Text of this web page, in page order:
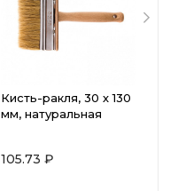
Кисть-ракля, 30 х 130
мм, натуральная
ручка
105.73 ₽